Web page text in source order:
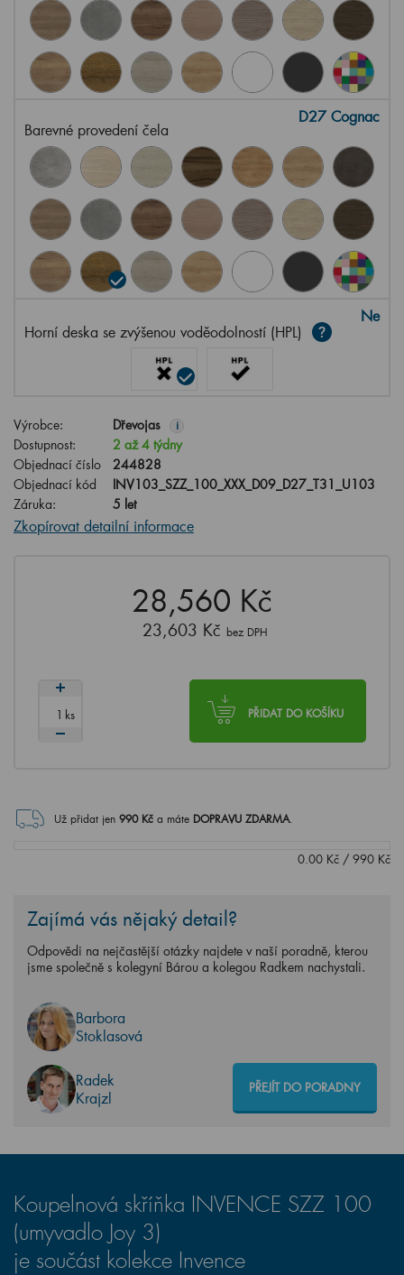
Barevné provedení čela
D27 Cognac
Horní deska se zvýšenou voděodolností (HPL)
Ne
Výrobce: Dřevojas i
Dostupnost:
2 až 4 týdny
Objednací číslo
244828
Objednací kód
INV103_SZZ_100_XXX_D09_D27_T31_U103
Záruka:
5 let
Zkopírovat detailní informace
28,560 Kč
23,603 Kč bez DPH
PŘIDAT DO KOŠÍKU
ks
Už přidat jen 990Kč a máte DOPRAVU ZDARMA.
0.00 Kč / 990 Kč
Zajímá vás nějaký detail?
Odpovědi na nejčastější otázky najdete v naší poradně, kterou
jsme společně s kolegyní Bárou a kolegou Radkem nachystali.
Barbora
Stoklasová
Radek
Krajzl
PŘEJÍT DO PORADNY
Koupelnová skříňka INVENCE SZZ 100
(umyvadlo Joy 3)
je součást kolekce Invence